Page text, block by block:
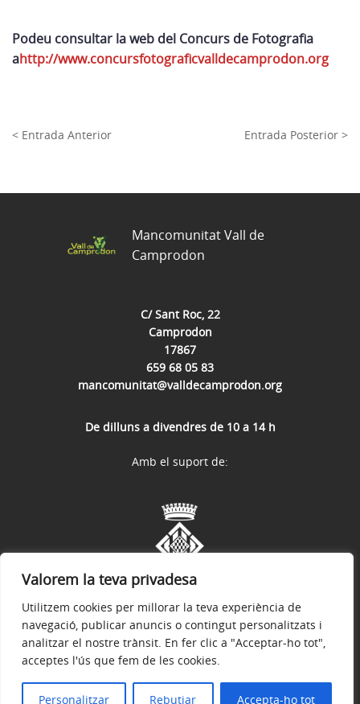
Valorem la teva privadesa
Utilitzem cookies per millorar la teva experiència de
navegació, publicar anuncis o contingut personalitzats i
analitzar el nostre trànsit. En fer clic a "Acceptar-ho tot",
acceptes l'ús que fem de les cookies.
Personalitzar Rebutjar Accepta-ho tot
Podeu consultar la web del Concurs de Fotografia
ahttp://www.concursfotograficvalldecamprodon.org
< Entrada Anterior Entrada Posterior >
C/ Sant Roc, 22
Camprodon
17867
659 68 05 83
mancomunitat@valldecamprodon.org
De dilluns a divendres de 10 a 14 h
Mancomunitat Vall de
Camprodon
Avís legal Política de privacitat
Amb el suport de: